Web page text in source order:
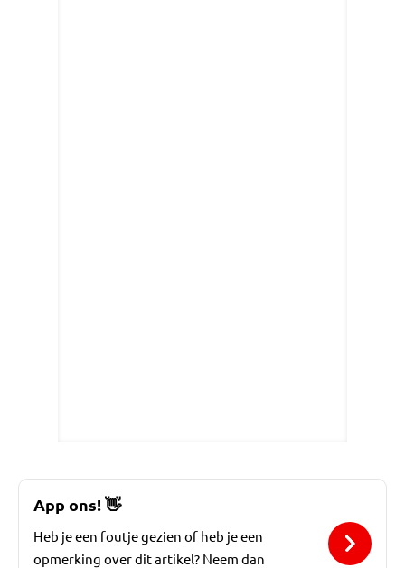
App ons!👋
Heb je een foutje gezien of heb je een
opmerking over dit artikel? Neem dan